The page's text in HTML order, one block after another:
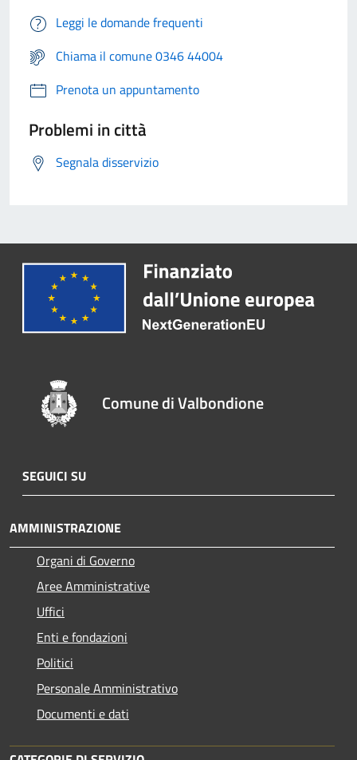
Leggi le domande frequenti
Chiama il comune 0346 44004
Prenota un appuntamento
Problemi in città
Segnala disservizio
Comune di Valbondione
SEGUICI SU
AMMINISTRAZIONE
Organi di Governo
Aree Amministrative
Uffici
Enti e fondazioni
Politici
Personale Amministrativo
Documenti e dati